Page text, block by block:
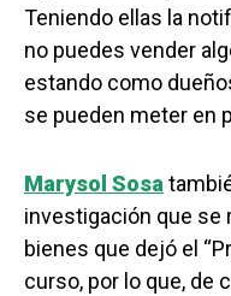
Teniendo ellas la
no puedes vender
estando como
se pueden meter en
Marysol Sosa
investigación que se
bienes que dejó el
curso, por lo que, de